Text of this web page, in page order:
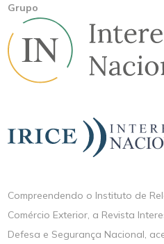
Grupo
Compreendendo o Instituto de
Comércio Exterior, a Revista
Defesa e Segurança Nacional,